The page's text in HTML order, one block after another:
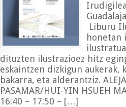
Liburu
honetan
dituzten ilustrazioez hitz
eskaintzen dizkigun
bakarra, eta alderantziz.
PASAMAR/HUI-YIN HSUEH
16:40 – 17:50 – […]